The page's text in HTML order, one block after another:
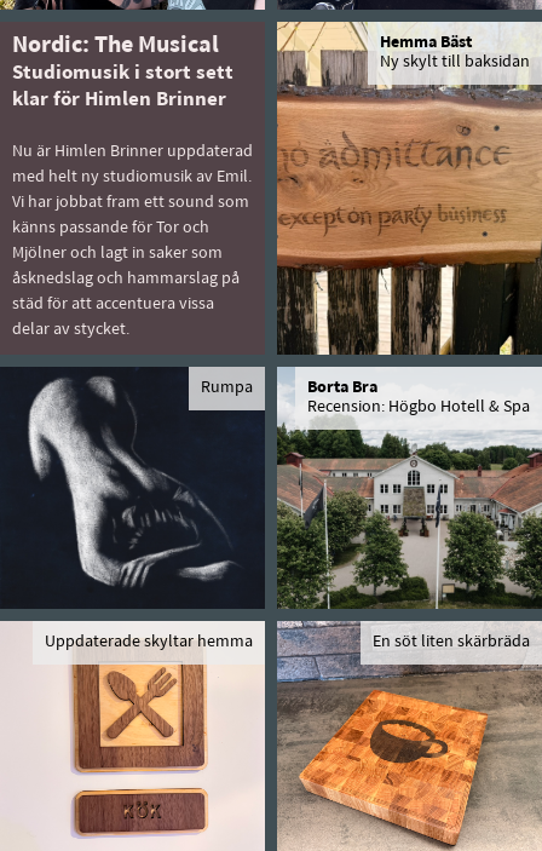
Nordic: The Musical
Studiomusik i stort sett
klar för Himlen Brinner
Nu är Himlen Brinner uppdaterad
med helt ny studiomusik av Emil.
Vi har jobbat fram ett sound som
känns passande för Tor och
Mjölner och lagt in saker som
åsknedslag och hammarslag på
städ för att accentuera vissa
delar av stycket.
Hemma Bäst
Ny skylt till baksidan
Rumpa
Borta Bra
Recension: Högbo Hotell & Spa
Uppdaterade skyltar hemma En söt liten skärbräda